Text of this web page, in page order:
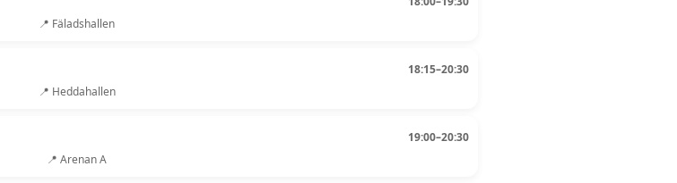
📍 Fäladshallen
18:15–20:30
📍 Heddahallen
19:00–20:30
📍 Arenan A